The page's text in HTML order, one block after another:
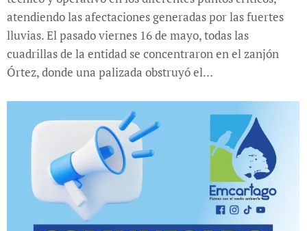
atendiendo las afectaciones generadas por las fuertes
lluvias. El pasado viernes 16 de mayo, todas las
cuadrillas de la entidad se concentraron en el zanjón
Órtez, donde una palizada obstruyó el…